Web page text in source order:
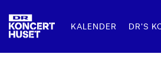
KALENDER DR'S